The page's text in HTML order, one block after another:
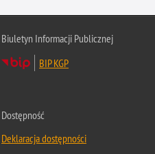
Biuletyn Informacji Publicznej
BIP KGP
Dostępność
Deklaracja dostępności